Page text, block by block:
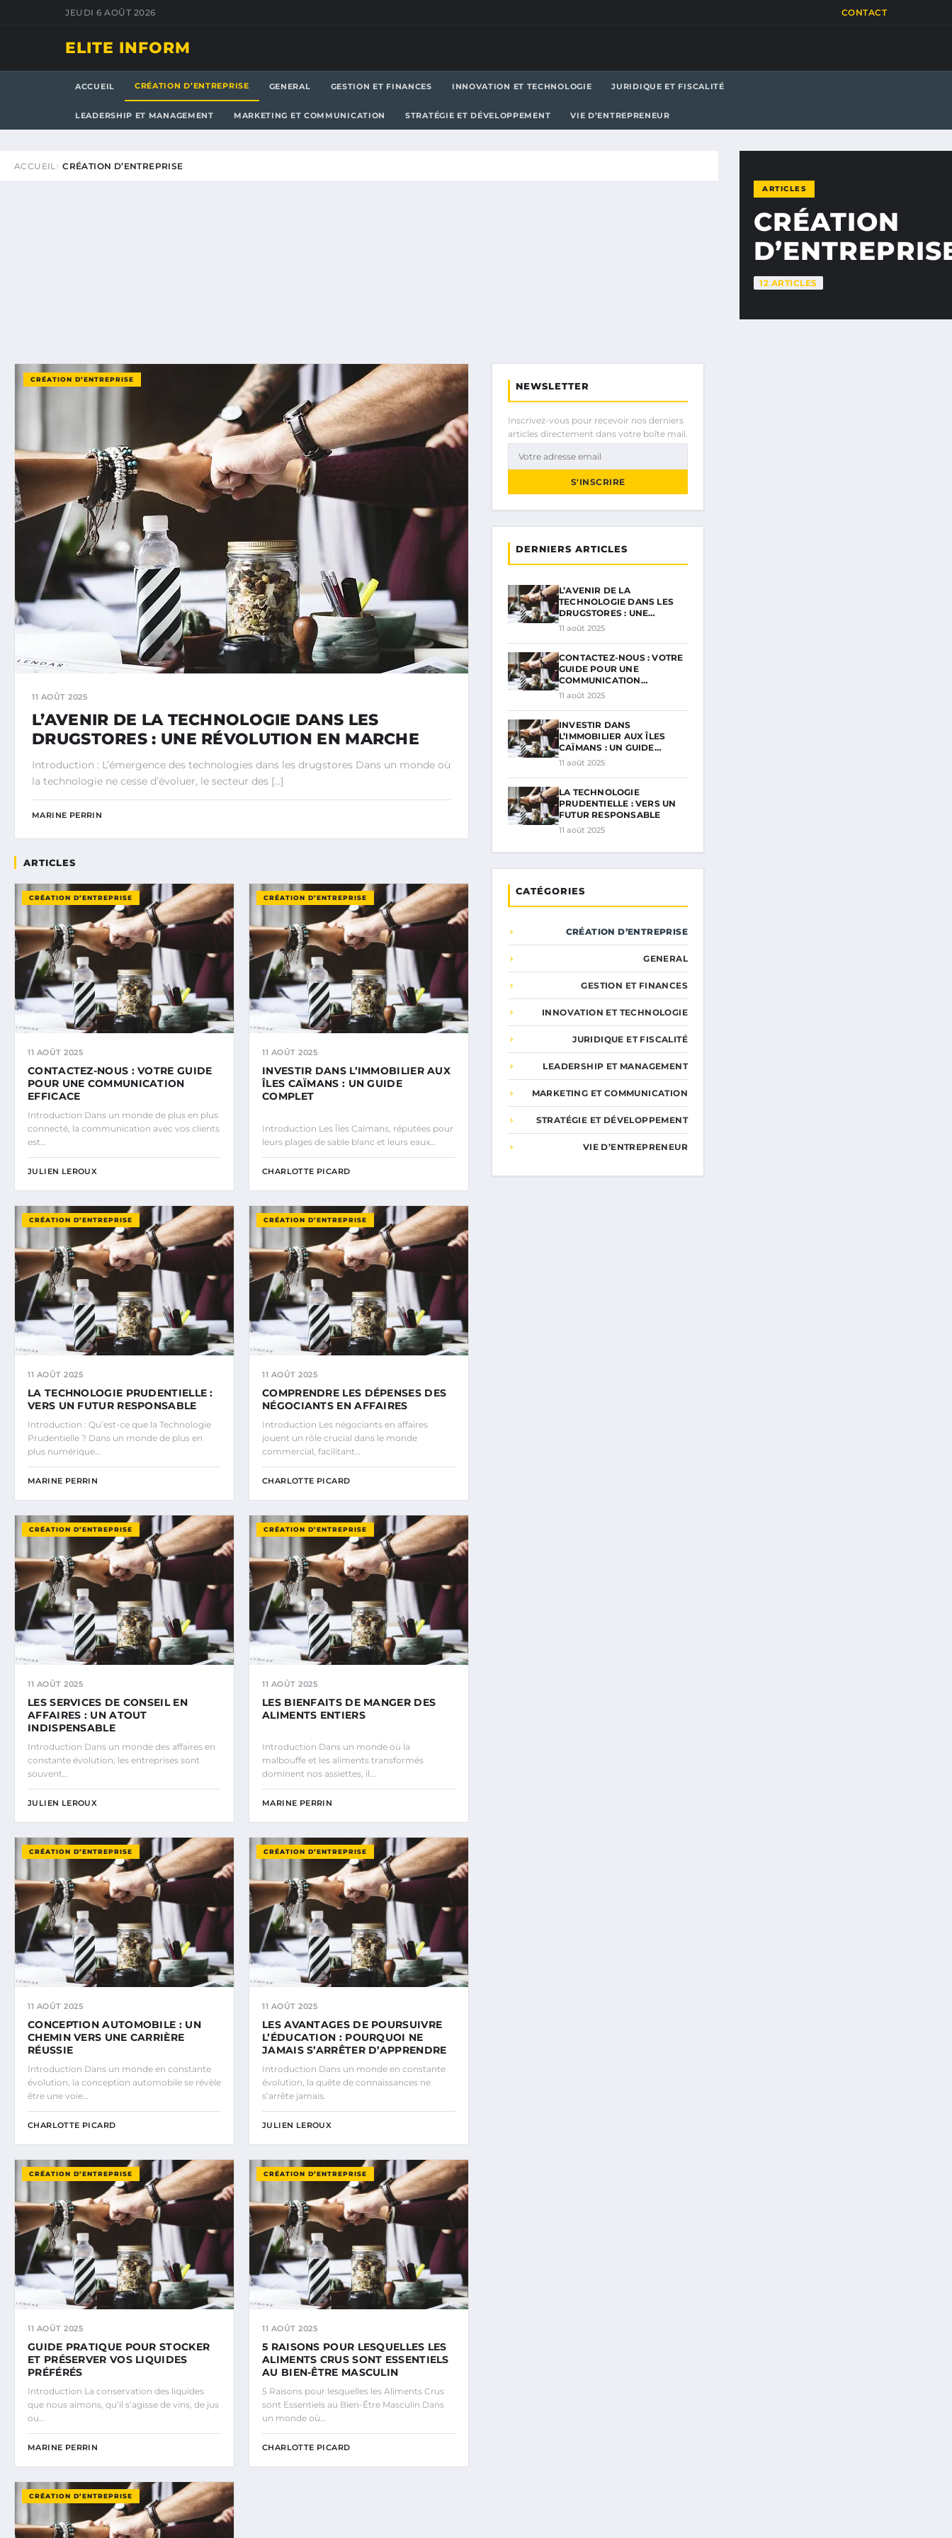
JEUDI 6 AOÛT 2026 CONTACT
ELITE INFORM
ACCUEIL CRÉATION D’ENTREPRISE GENERAL GESTION ET FINANCES INNOVATION ET TECHNOLOGIE JURIDIQUE ET FISCALITÉ
LEADERSHIP ET MANAGEMENT MARKETING ET COMMUNICATION STRATÉGIE ET DÉVELOPPEMENT VIE D’ENTREPRENEUR
ACCUEIL CRÉATION D’ENTREPRISE
ARTICLES
CRÉATION
12 ARTICLES
CRÉATION D’ENTREPRISE
11 AOÛT 2025
L’AVENIR DE LA TECHNOLOGIE DANS LES
DRUGSTORES : UNE RÉVOLUTION EN MARCHE
Introduction : L’émergence des technologies dans les drugstores Dans un monde où
la technologie ne cesse d’évoluer, le secteur des […]
MARINE PERRIN
ARTICLES
CRÉATION D’ENTREPRISE
11 AOÛT 2025
CONTACTEZ-NOUS : VOTRE GUIDE
POUR UNE COMMUNICATION
EFFICACE
Introduction Dans un monde de plus en plus
connecté, la communication avec vos clients
est…
JULIEN LEROUX
CRÉATION D’ENTREPRISE
11 AOÛT 2025
INVESTIR DANS L’IMMOBILIER AUX
ÎLES CAÏMANS : UN GUIDE
COMPLET
Introduction Les Îles Caïmans, réputées pour
leurs plages de sable blanc et leurs eaux…
CHARLOTTE PICARD
CRÉATION D’ENTREPRISE
11 AOÛT 2025
LA TECHNOLOGIE PRUDENTIELLE :
VERS UN FUTUR RESPONSABLE
Introduction : Qu’est-ce que la Technologie
Prudentielle ? Dans un monde de plus en
plus numérique…
MARINE PERRIN
CRÉATION D’ENTREPRISE
11 AOÛT 2025
COMPRENDRE LES DÉPENSES DES
NÉGOCIANTS EN AFFAIRES
Introduction Les négociants en affaires
jouent un rôle crucial dans le monde
commercial, facilitant…
CHARLOTTE PICARD
CRÉATION D’ENTREPRISE
11 AOÛT 2025
LES SERVICES DE CONSEIL EN
AFFAIRES : UN ATOUT
INDISPENSABLE
Introduction Dans un monde des affaires en
constante évolution, les entreprises sont
souvent…
JULIEN LEROUX
CRÉATION D’ENTREPRISE
11 AOÛT 2025
LES BIENFAITS DE MANGER DES
ALIMENTS ENTIERS
Introduction Dans un monde où la
malbouffe et les aliments transformés
dominent nos assiettes, il…
MARINE PERRIN
CRÉATION D’ENTREPRISE
11 AOÛT 2025
CONCEPTION AUTOMOBILE : UN
CHEMIN VERS UNE CARRIÈRE
RÉUSSIE
Introduction Dans un monde en constante
évolution, la conception automobile se révèle
être une voie…
CHARLOTTE PICARD
CRÉATION D’ENTREPRISE
11 AOÛT 2025
LES AVANTAGES DE POURSUIVRE
L’ÉDUCATION : POURQUOI NE
JAMAIS S’ARRÊTER D’APPRENDRE
Introduction Dans un monde en constante
évolution, la quête de connaissances ne
s’arrête jamais.
JULIEN LEROUX
CRÉATION D’ENTREPRISE
11 AOÛT 2025
GUIDE PRATIQUE POUR STOCKER
ET PRÉSERVER VOS LIQUIDES
PRÉFÉRÉS
Introduction La conservation des liquides
que nous aimons, qu’il s’agisse de vins, de jus
ou…
MARINE PERRIN
CRÉATION D’ENTREPRISE
11 AOÛT 2025
5 RAISONS POUR LESQUELLES LES
ALIMENTS CRUS SONT ESSENTIELS
AU BIEN-ÊTRE MASCULIN
5 Raisons pour lesquelles les Aliments Crus
sont Essentiels au Bien-Être Masculin Dans
un monde où…
CHARLOTTE PICARD
CRÉATION D’ENTREPRISE
NEWSLETTER
Inscrivez-vous pour recevoir nos derniers
articles directement dans votre boîte mail.
S'INSCRIRE
DERNIERS ARTICLES
L’AVENIR DE LA
TECHNOLOGIE DANS LES
DRUGSTORES : UNE…
11 août 2025
CONTACTEZ-NOUS : VOTRE
GUIDE POUR UNE
COMMUNICATION…
11 août 2025
INVESTIR DANS
L’IMMOBILIER AUX ÎLES
CAÏMANS : UN GUIDE…
11 août 2025
LA TECHNOLOGIE
PRUDENTIELLE : VERS UN
FUTUR RESPONSABLE
11 août 2025
CATÉGORIES
CRÉATION D’ENTREPRISE
GENERAL
GESTION ET FINANCES
INNOVATION ET TECHNOLOGIE
JURIDIQUE ET FISCALITÉ
LEADERSHIP ET MANAGEMENT
MARKETING ET COMMUNICATION
STRATÉGIE ET DÉVELOPPEMENT
VIE D’ENTREPRENEUR